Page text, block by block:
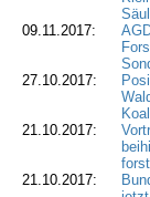
09.11.2017:
27.10.2017:
21.10.2017:
21.10.2017: